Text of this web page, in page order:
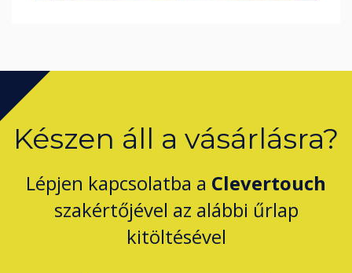
Készen áll a vásárlásra?
Lépjen kapcsolatba a Clevertouch
szakértőjével az alábbi űrlap
kitöltésével